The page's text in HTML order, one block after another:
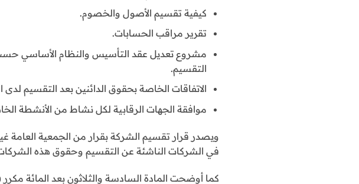
كيفية تقسيم الأصول والخصوم.
تقرير مراقب الحسابات.
مشروع تعديل عقد التأسيس والنظام الأساسي
التقسيم.
الاتفاقات الخاصة بحقوق الدائنين بعد التقسيم
موافقة الجهات الرقابية لكل نشاط من الأنشطة
ويصدر قرار تقسيم الشركة بقرار من الجمعية العامة
في الشركات الناشئة عن التقسيم وحقوق هذه الشركات
كما أوضحت المادة السادسة والثلاثون بعد المائة